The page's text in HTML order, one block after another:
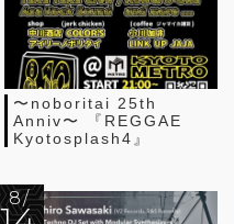
〜noboritai 25th
Anniv〜 『REGGAE
Kyotosplash4』
8/